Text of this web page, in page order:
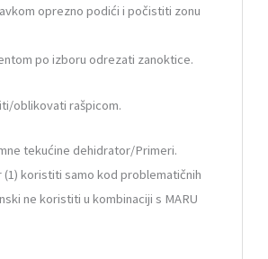
oprezno podići i počistiti zonu
po izboru odrezati zanoktice.
oblikovati rašpicom.
tekućine dehidrator/Primeri.
(1) koristiti samo kod problematičnih
ne koristiti u kombinaciji s MARU